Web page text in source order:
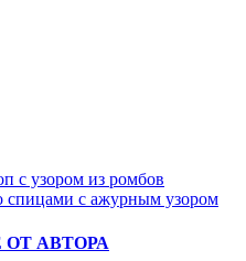
с узором из ромбов
спицами с ажурным узором
АВТОРА